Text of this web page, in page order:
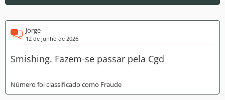
Jorge
12 de Junho de 2026
Smishing. Fazem-se passar pela Cgd
Número foi classificado como Fraude